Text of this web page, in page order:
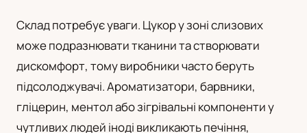
Склад потребує уваги. Цукор у зоні слизових
може подразнювати тканини та створювати
дискомфорт, тому виробники часто беруть
підсолоджувачі. Ароматизатори, барвники,
гліцерин, ментол або зігрівальні компоненти у
чутливих людей іноді викликають печіння,